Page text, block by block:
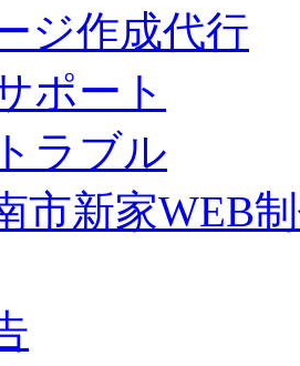
ジ作成代行
ポート
ラブル
市新家WEB